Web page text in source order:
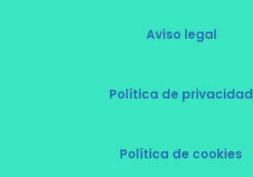
Aviso legal
Política de privacidad
Política de cookies